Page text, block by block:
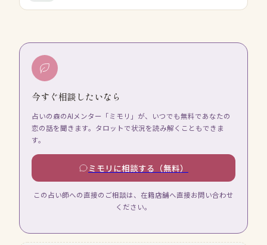
今すぐ相談したいなら
占いの森のAIメンター「ミモリ」が、いつでも無料であなたの
恋の話を聞きます。タロットで状況を読み解くこともできま
す。
ミモリに相談する（無料）
この占い師への直接のご相談は、在籍店舗へ直接お問い合わせ
ください。